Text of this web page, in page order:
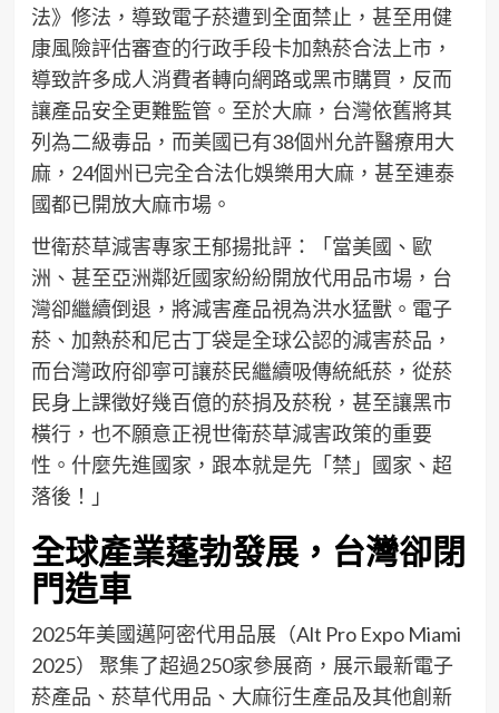
法》修法，導致電子菸遭到全面禁止，甚至用健
康風險評估審查的行政手段卡加熱菸合法上市，
導致許多成人消費者轉向網路或黑市購買，反而
讓產品安全更難監管。至於大麻，台灣依舊將其
列為二級毒品，而美國已有38個州允許醫療用大
麻，24個州已完全合法化娛樂用大麻，甚至連泰
國都已開放大麻市場。
世衛菸草減害專家王郁揚批評：「當美國、歐
洲、甚至亞洲鄰近國家紛紛開放代用品市場，台
灣卻繼續倒退，將減害產品視為洪水猛獸。電子
菸、加熱菸和尼古丁袋是全球公認的減害菸品，
而台灣政府卻寧可讓菸民繼續吸傳統紙菸，從菸
民身上課徵好幾百億的菸捐及菸稅，甚至讓黑市
橫行，也不願意正視世衛菸草減害政策的重要
性。什麼先進國家，跟本就是先「禁」國家、超
落後！」
全球產業蓬勃發展，台灣卻閉
門造車
2025年美國邁阿密代用品展（Alt Pro Expo Miami
2025） 聚集了超過250家參展商，展示最新電子
菸產品、菸草代用品、大麻衍生產品及其他創新